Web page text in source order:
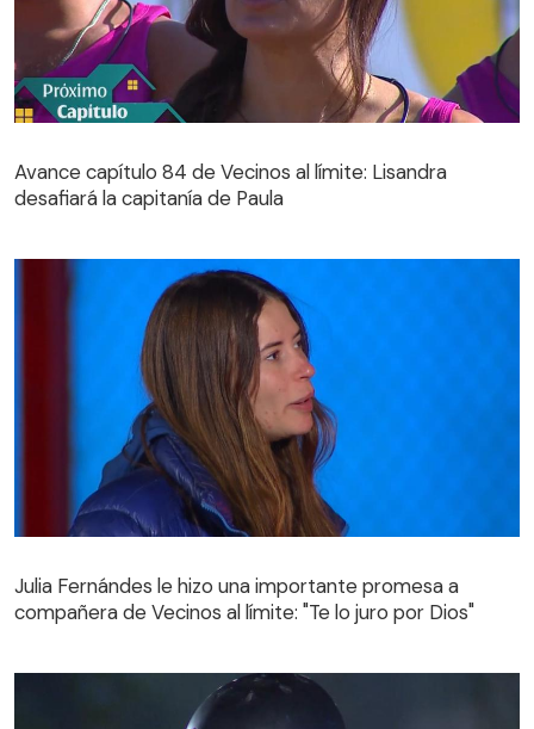
desafiará la capitanía de Paula
Avance capítulo 84 de Vecinos al límite: Lisandra
desafiará la capitanía de Paula
compañera de Vecinos al límite: "Te lo juro por Dios"
Julia Fernándes le hizo una importante promesa a
compañera de Vecinos al límite: "Te lo juro por Dios"